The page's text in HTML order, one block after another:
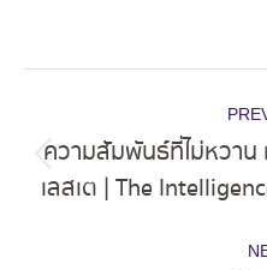
navigation
ความสัมพันธ์ที่ไม่หวาน
เลสเต | The